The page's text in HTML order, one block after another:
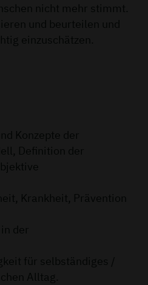
nicht mehr stimmt.
und beurteilen und
einzuschätzen.
Konzepte der
Definition der
Krankheit, Prävention
der
für selbständiges /
Alltag.